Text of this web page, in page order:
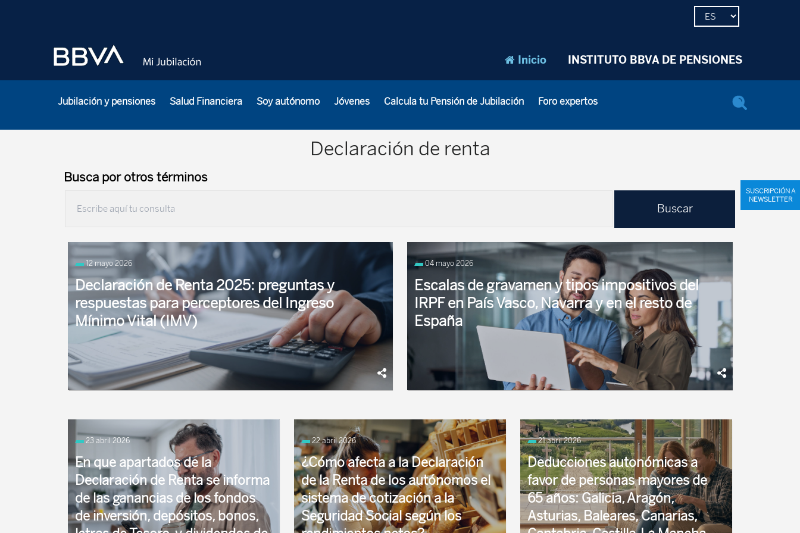
Inicio INSTITUTO BBVA DE PENSIONES
Jubilación y pensiones Salud Financiera Soy autónomo Jóvenes Calcula tu Pensión de Jubilación Foro expertos
Declaración de renta
Busca por otros términos
12 mayo 2026
Declaración de Renta 2025: preguntas y
respuestas para perceptores del Ingreso
Mínimo Vital (IMV)
La Revista de la Seguridad Social ha creado una mini-guía para dar
respuesta a las preguntas más frecuentes que surgen ...
04 mayo 2026
Escalas de gravamen y tipos impositivos del
IRPF en País Vasco, Navarra y en el resto de
España
Los territorios Forales de País Vasco y Navarra, además de en otros
impuestos, tienen competencia fiscal y capacidad normativa diferenciada
en materia del Impuesto ...
23 abril 2026
En que apartados de la
Declaración de Renta se informa
de las ganancias de los fondos
de inversión, depósitos, bonos,
22 abril 2026
¿Cómo afecta a la Declaración
de la Renta de los autónomos el
sistema de cotización a la
Seguridad Social según los
21 abril 2026
Deducciones autonómicas a
favor de personas mayores de
65 años: Galicia, Aragón,
Asturias, Baleares, Canarias,
SUSCRIPCIÓN A
NEWSLETTER